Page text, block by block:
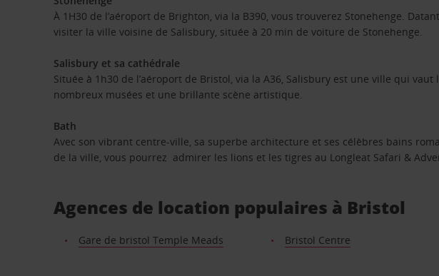
À 1H30 de l’aéroport de Brighton, via la B390, vous trouverez Stonehenge.
visiter la ville voisine de Salisbury, située à 20 min de voiture de Stonehenge.
Salisbury et sa cathédrale
Située à 1h30 de l’aéroport de Bristol, via la A36, Salisbury est une ville qui
nombreux musées et une brillante scène artistique.
Bath
Avec son vibrant centre-ville, sa superbe architecture et ses célèbres bains
de la ville, vous pourrez admirer les lions et les tigres au Longleat Safari &
Agences de location populaires à Bristol
Gare de bristol Temple Meads Bristol Centre